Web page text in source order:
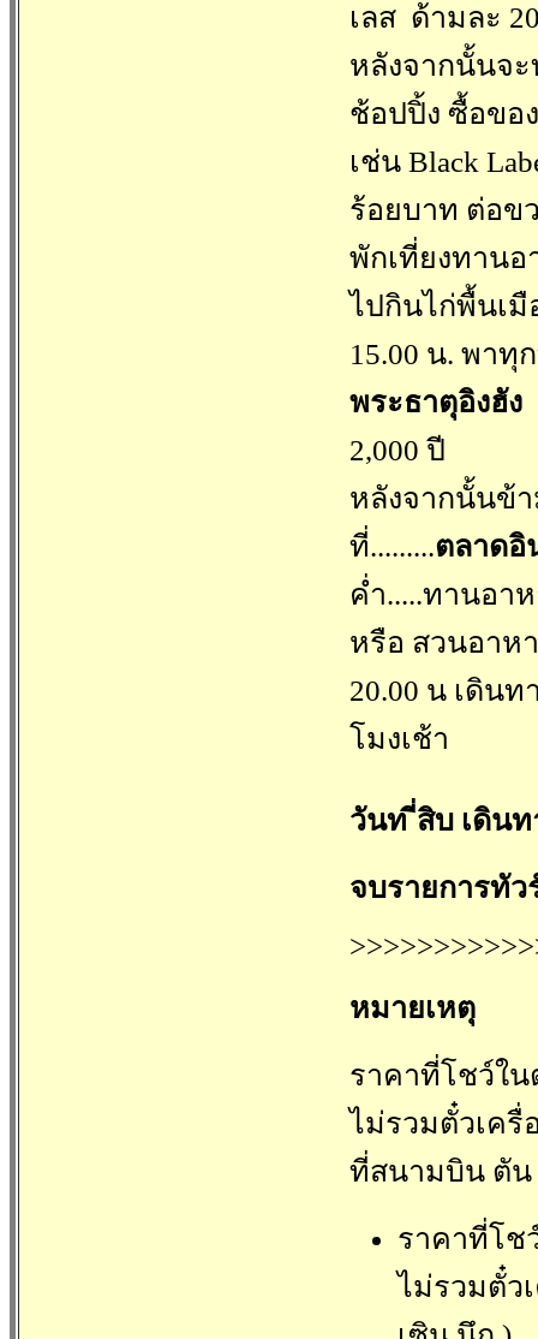
เลส ด้ามละ
หลังจากนั้นจ
ช้อปปิ้ง ซื้อขอ
เช่น Black
ร้อยบาท ต่อข
พักเที่ยงทาน
ไปกินไก่พื้นเมื
15.00 น. พาทุ
พระธาตุอิงฮัง
2,000 ปี
หลังจากนั้นข้
ที่.........ตลาดอิ
ค่ำ.....ทานอา
หรือ สวนอาห
20.00 น เดิน
โมงเช้า
วันท ี่สิบ เดินท
จบรายการทัว
หมายเหตุ
ราคาที่โชว์ใน
ไม่รวมตั๋วเครื่
ที่สนามบิน ตัน
ราคาที่โช
ไม่รวมตั๋ว